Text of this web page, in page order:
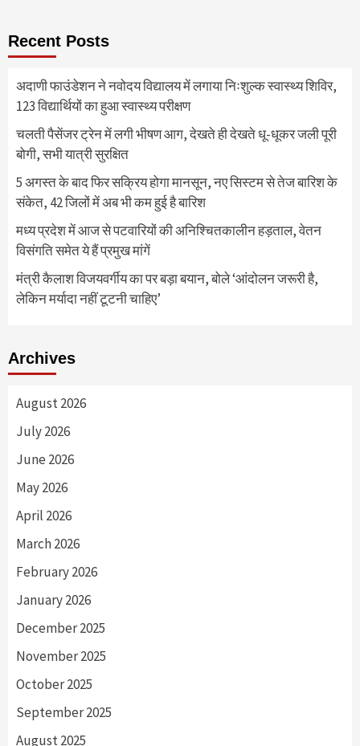
Recent Posts
अदाणी फाउंडेशन ने नवोदय विद्यालय में लगाया निःशुल्क स्वास्थ्य शिविर,
123 विद्यार्थियों का हुआ स्वास्थ्य परीक्षण
चलती पैसेंजर ट्रेन में लगी भीषण आग, देखते ही देखते धू-धूकर जली पूरी
बोगी, सभी यात्री सुरक्षित
5 अगस्त के बाद फिर सक्रिय होगा मानसून, नए सिस्टम से तेज बारिश के
संकेत, 42 जिलों में अब भी कम हुई है बारिश
मध्य प्रदेश में आज से पटवारियों की अनिश्चितकालीन हड़ताल, वेतन
विसंगति समेत ये हैं प्रमुख मांगें
मंत्री कैलाश विजयवर्गीय का पर बड़ा बयान, बोले ‘आंदोलन जरूरी है,
लेकिन मर्यादा नहीं टूटनी चाहिए’
Archives
August 2026
July 2026
June 2026
May 2026
April 2026
March 2026
February 2026
January 2026
December 2025
November 2025
October 2025
September 2025
August 2025